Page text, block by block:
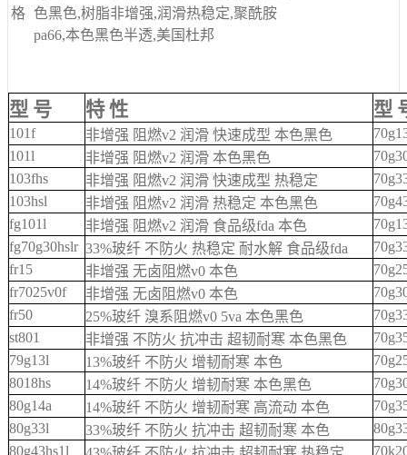
格 色黑色,树脂非增强,润滑热稳定,聚酰胺
pa66,本色黑色半透,美国杜邦
型 号 特 性 型
101f 非增强 阻燃v2 润滑 快速成型 本色黑色
101l
非增强 阻燃v2 润滑 本色黑色
103fhs
非增强 阻燃v2 润滑 快速成型 热稳定
103hsl
非增强 阻燃v2 润滑 热稳定 本色黑色
fg101l
非增强 阻燃v2 润滑 食品级fda 本色
fg70g30hslr 33%玻纤 不防火 热稳定 耐水解 食品级fda
fr15
非增强 无卤阻燃v0 本色
fr7025v0f
非增强 无卤阻燃v0 本色
fr50
25%玻纤 溴系阻燃v0 5va 本色黑色
st801
非增强 不防火 抗冲击 超韧耐寒 本色黑色
79g13l
13%玻纤 不防火 增韧耐寒 本色
8018hs
14%玻纤 不防火 增韧耐寒 本色黑色
80g14a
14%玻纤 不防火 增韧耐寒 高流动 本色
80g33l
33%玻纤 不防火 抗冲击 超韧耐寒 本色
80g43hs1l